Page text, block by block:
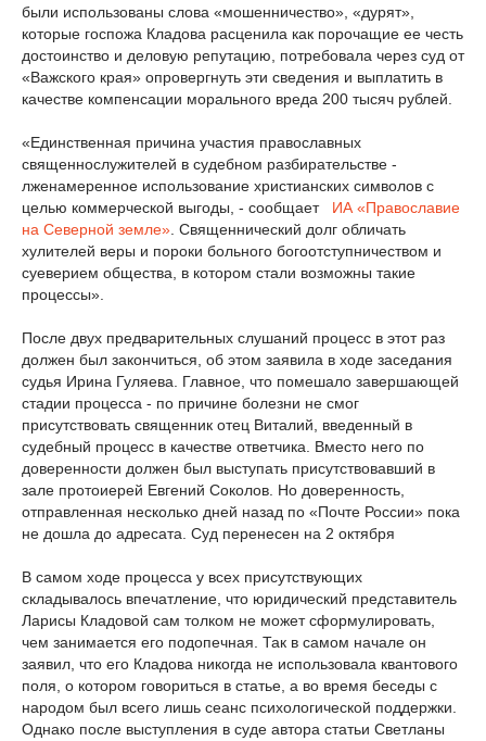
были использованы слова «мошенничество», «дурят»,
которые госпожа Кладова расценила как порочащие ее честь
достоинство и деловую репутацию, потребовала через суд от
«Важского края» опровергнуть эти сведения и выплатить в
качестве компенсации морального вреда 200 тысяч рублей.
«Единственная причина участия православных
священнослужителей в судебном разбирательстве -
лженамеренное использование христианских символов с
целью коммерческой выгоды, - сообщает ИА «Православие
на Северной земле» . Священнический долг обличать
хулителей веры и пороки больного богоотступничеством и
суеверием общества, в котором стали возможны такие
процессы».
После двух предварительных слушаний процесс в этот раз
должен был закончиться, об этом заявила в ходе заседания
судья Ирина Гуляева. Главное, что помешало завершающей
стадии процесса - по причине болезни не смог
присутствовать священник отец Виталий, введенный в
судебный процесс в качестве ответчика. Вместо него по
доверенности должен был выступать присутствовавший в
зале протоиерей Евгений Соколов. Но доверенность,
отправленная несколько дней назад по «Почте России» пока
не дошла до адресата. Суд перенесен на 2 октября
В самом ходе процесса у всех присутствующих
складывалось впечатление, что юридический представитель
Ларисы Кладовой сам толком не может сформулировать,
чем занимается его подопечная. Так в самом начале он
заявил, что его Кладова никогда не использовала квантового
поля, о котором говориться в статье, а во время беседы с
народом был всего лишь сеанс психологической поддержки.
Однако после выступления в суде автора статьи Светланы